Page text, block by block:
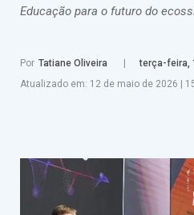
Educação para o futuro do
Por Tatiane Oliveira
terça-feira,
Atualizado em: 12 de maio de 2026